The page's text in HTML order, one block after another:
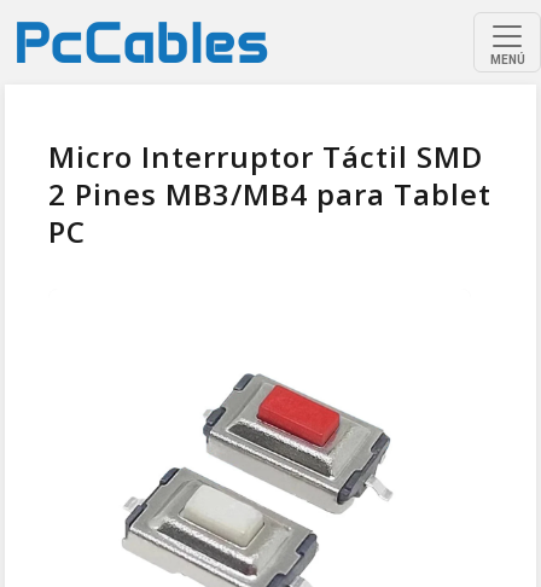
MENÚ
Micro Interruptor Táctil SMD
2 Pines MB3/MB4 para Tablet
PC